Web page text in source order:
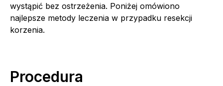
wystąpić bez ostrzeżenia. Poniżej omówiono
najlepsze metody leczenia w przypadku resekcji
korzenia.
Procedura